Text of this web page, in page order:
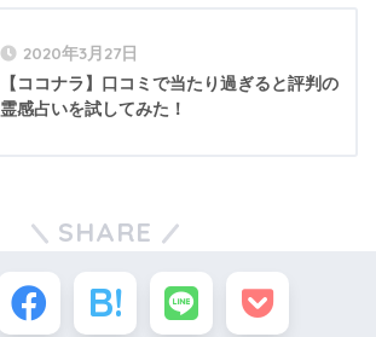
2020年3月27日
【ココナラ】口コミで当たり過ぎると評判の
霊感占いを試してみた！
SHARE